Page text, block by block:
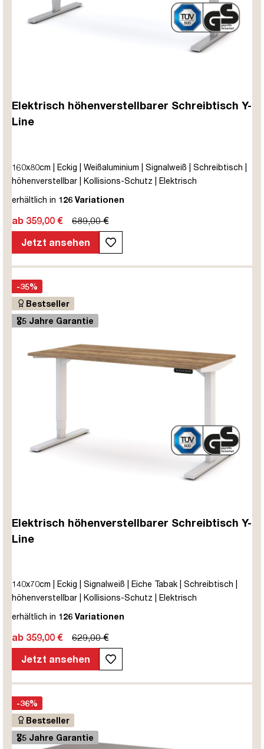
Elektrisch höhenverstellbarer Schreibtisch Y-
Line
160x80cm | Eckig | Weißaluminium | Signalweiß | Schreibtisch |
höhenverstellbar | Kollisions-Schutz | Elektrisch
höhenverstellbar | Kindersicherung | Metall | Holz |
unmontiert | TÜV© mobiles Arbeiten | bis zu 80 kg | Y-Line |
erhältlich in 126 Variationen
ab 359,00 €
689,00 €
Jetzt ansehen
-35%
Bestseller
🎖️5 Jahre Garantie
Elektrisch höhenverstellbarer Schreibtisch Y-
Line
140x70cm | Eckig | Signalweiß | Eiche Tabak | Schreibtisch |
höhenverstellbar | Kollisions-Schutz | Elektrisch
höhenverstellbar | Kindersicherung | Metall | Holz |
Herstellergarantie | unmontiert | TÜV© mobiles Arbeiten | bis
zu 80 kg | Y-Line | Steckertyp C
erhältlich in 126 Variationen
ab 359,00 €
629,00 €
Jetzt ansehen
-36%
Bestseller
🎖️5 Jahre Garantie